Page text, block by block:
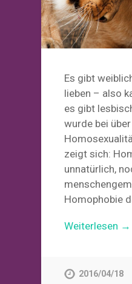
Es gibt
lieben – also
es gibt
wurde bei
zeigt sich:
unnatürlich,
Homophobie
Weiterlesen →
2016/04/18